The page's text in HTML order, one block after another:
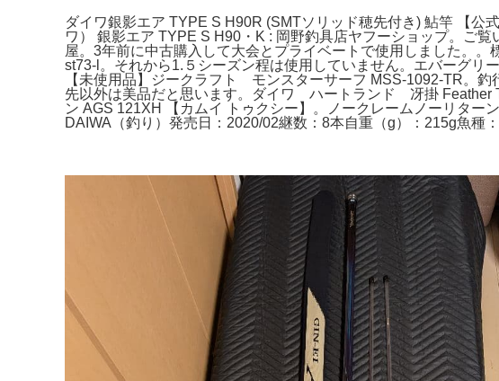
ダイワ銀影エア TYPE S H90R (SMTソリッド穂先付き) 鮎竿 【公
ワ） 銀影エア TYPE S H90・K : 岡野釣具店ヤフーショップ。ご
屋。3年前に中古購入して大会とプライベートで使用しました。
st73-l。それから1.５シーズン程は使用していません。エバーグ
【未使用品】ジークラフト モンスターサーフ MSS-1092-TR。
先以外は美品だと思います。ダイワ ハートランド 冴掛 Feather
ン AGS 121XH 【カムイ トゥクシー】。ノークレームノーリタ
DAIWA（釣り）発売日：2020/02継数：8本自重（g）：215g魚種